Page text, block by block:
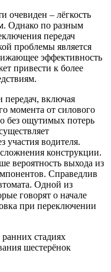
очевиден – лёгкость
Однако по разным
передач
проблемы является
эффективность
привести к более
передач, включая
момента от силового
без ощутимых потерь
участия водителя.
конструкции.
вероятность выхода из
Справедлив
Одной из
говорят о начале
при переключении
стадиях
шестерёнок